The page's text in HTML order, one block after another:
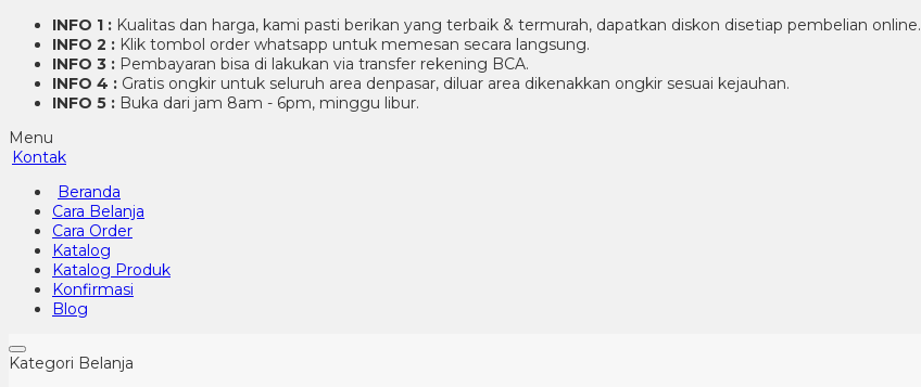
INFO 1 : Kualitas dan harga, kami pasti berikan yang terbaik & termurah, dapatkan diskon disetiap pembelian online.
INFO 2 : Klik tombol order whatsapp untuk memesan secara langsung.
INFO 3 : Pembayaran bisa di lakukan via transfer rekening BCA.
INFO 4 : Gratis ongkir untuk seluruh area denpasar, diluar area dikenakkan ongkir sesuai kejauhan.
INFO 5 : Buka dari jam 8am - 6pm, minggu libur.
Menu
Kontak
Beranda
Cara Belanja
Cara Order
Katalog
Katalog Produk
Konfirmasi
Blog
Kategori Belanja